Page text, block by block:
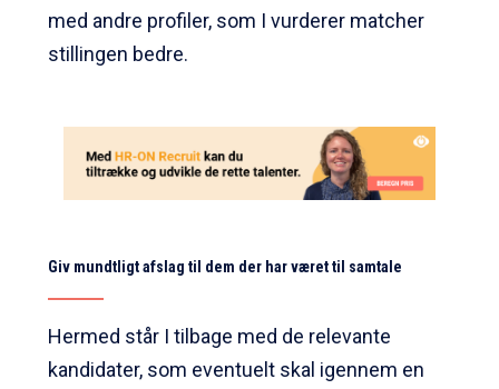
med andre profiler, som I vurderer matcher
stillingen bedre.
Giv mundtligt afslag til dem der har været til samtale
Hermed står I tilbage med de relevante
kandidater, som eventuelt skal igennem en